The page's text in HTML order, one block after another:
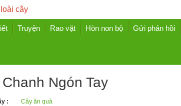
cây
Truyện Rao vặt Hòn non bộ Gửi phản hồi
Ngón Tay
: Cây ăn quả